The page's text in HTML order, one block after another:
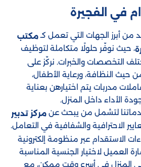
في الفجيرة
أبرز الجهات التي تعمل كـمكتب
، حيث نوفّر حلولًا متكاملة لتوظيف
التخصصات والخبرات. نركّز على
حيث النظافة، ورعاية الأطفال،
مدربات يتم اختيارهن بعناية
الأداء داخل المنزل.
لتشمل من يبحث عن مركز تدبير
الاحترافية والشفافية في التعامل.
الاستقدام عبر منظومة إلكترونية
العميل لاختيار الجنسية المناسبة
المنزل في أسرع وقت ممكن، مع